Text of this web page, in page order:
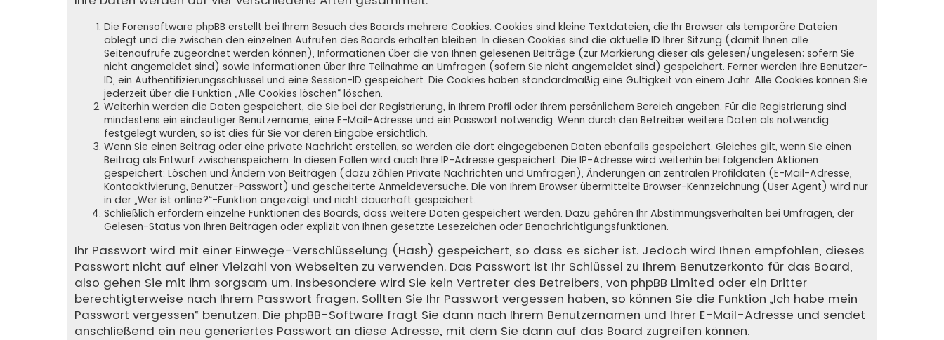
Die Forensoftware phpBB erstellt bei Ihrem Besuch des Boards mehrere Cookies. Cookies sind kleine Textdateien, die Ihr Browser als temporäre Dateien
ablegt und die zwischen den einzelnen Aufrufen des Boards erhalten bleiben. In diesen Cookies sind die aktuelle ID Ihrer Sitzung (damit Ihnen alle
Seitenaufrufe zugeordnet werden können), Informationen über die von Ihnen gelesenen Beiträge (zur Markierung dieser als gelesen/ungelesen; sofern Sie
nicht angemeldet sind) sowie Informationen über Ihre Teilnahme an Umfragen (sofern Sie nicht angemeldet sind) gespeichert. Ferner werden Ihre Benutzer-
ID, ein Authentifizierungsschlüssel und eine Session-ID gespeichert. Die Cookies haben standardmäßig eine Gültigkeit von einem Jahr. Alle Cookies können Sie
jederzeit über die Funktion „Alle Cookies löschen“ löschen.
Weiterhin werden die Daten gespeichert, die Sie bei der Registrierung, in Ihrem Profil oder Ihrem persönlichem Bereich angeben. Für die Registrierung sind
mindestens ein eindeutiger Benutzername, eine E-Mail-Adresse und ein Passwort notwendig. Wenn durch den Betreiber weitere Daten als notwendig
festgelegt wurden, so ist dies für Sie vor deren Eingabe ersichtlich.
Wenn Sie einen Beitrag oder eine private Nachricht erstellen, so werden die dort eingegebenen Daten ebenfalls gespeichert. Gleiches gilt, wenn Sie einen
Beitrag als Entwurf zwischenspeichern. In diesen Fällen wird auch Ihre IP-Adresse gespeichert. Die IP-Adresse wird weiterhin bei folgenden Aktionen
gespeichert: Löschen und Ändern von Beiträgen (dazu zählen Private Nachrichten und Umfragen), Änderungen an zentralen Profildaten (E-Mail-Adresse,
Kontoaktivierung, Benutzer-Passwort) und gescheiterte Anmeldeversuche. Die von Ihrem Browser übermittelte Browser-Kennzeichnung (User Agent) wird nur
in der „Wer ist online?“-Funktion angezeigt und nicht dauerhaft gespeichert.
Schließlich erfordern einzelne Funktionen des Boards, dass weitere Daten gespeichert werden. Dazu gehören Ihr Abstimmungsverhalten bei Umfragen, der
Gelesen-Status von Ihren Beiträgen oder explizit von Ihnen gesetzte Lesezeichen oder Benachrichtigungsfunktionen.
Ihr Passwort wird mit einer Einwege-Verschlüsselung (Hash) gespeichert, so dass es sicher ist. Jedoch wird Ihnen empfohlen, dieses
Passwort nicht auf einer Vielzahl von Webseiten zu verwenden. Das Passwort ist Ihr Schlüssel zu Ihrem Benutzerkonto für das Board,
also gehen Sie mit ihm sorgsam um. Insbesondere wird Sie kein Vertreter des Betreibers, von phpBB Limited oder ein Dritter
berechtigterweise nach Ihrem Passwort fragen. Sollten Sie Ihr Passwort vergessen haben, so können Sie die Funktion „Ich habe mein
Passwort vergessen“ benutzen. Die phpBB-Software fragt Sie dann nach Ihrem Benutzernamen und Ihrer E-Mail-Adresse und sendet
anschließend ein neu generiertes Passwort an diese Adresse, mit dem Sie dann auf das Board zugreifen können.